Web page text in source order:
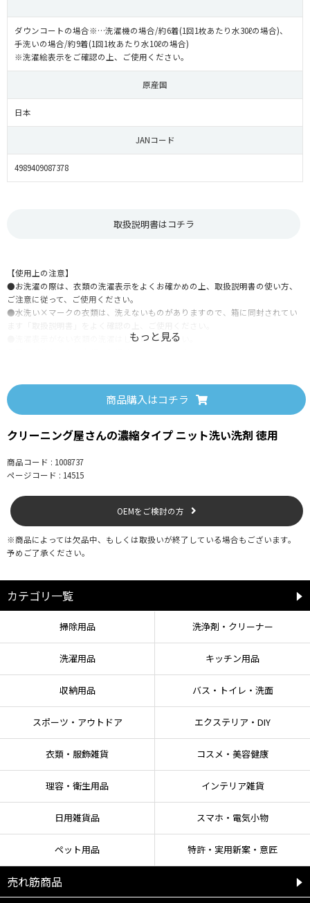
ダウンコートの場合※…洗濯機の場合/約6着(1回1枚あたり水30ℓの場合)、
手洗いの場合/約9着(1回1枚あたり水10ℓの場合)
※洗濯絵表示をご確認の上、ご使用ください。
原産国
日本
JANコード
4989409087378
取扱説明書はコチラ
【使用上の注意】
●お洗濯の際は、衣類の洗濯表示をよくお確かめの上、取扱説明書の使い方、
ご注意に従って、ご使用ください。
●水洗い×マークの衣類は、洗えないものがありますので、箱に同封されてい
●洗濯表示がない衣類の洗濯はしないでください。
さい。
●皮膚についた場合は水で洗い流してください。
●目に入った場合は直ちに十分な水で洗い流してください。飲み込んだ場合は
無理に吐かさず、口をすすいでください。いずれの場合も、異常がある場合は
医師の診察を受けてください。その際本品を持参してください。
●荒れ性の方、長時間使用の場合は炊事用手袋を使用してください。
●洗濯機のフタ等に付着した場合は水ぶきしてください。
●保管状況等により分離する場合がありますが、よく振って頂けば使用上問題
はありません。
【保管上の注意】
い。
●幼児の手の届くところに置かないでください。
●液漏れ防止のため、ご使用後はキャップをしっかり閉めてください。キャッ
商品購入はコチラ
クリーニング屋さんの濃縮タイプ ニット洗い洗剤 徳用
商品コード : 1008737
ページコード : 14515
OEMをご検討の方
※商品によっては欠品中、もしくは取扱いが終了している場合もございます。
予めご了承ください。
カテゴリ一覧
掃除用品 洗浄剤・クリーナー
洗濯用品 キッチン用品
収納用品 バス・トイレ・洗面
スポーツ・アウトドア エクステリア・DIY
衣類・服飾雑貨 コスメ・美容健康
理容・衛生用品 インテリア雑貨
日用雑貨品 スマホ・電気小物
ペット用品 特許・実用新案・意匠
売れ筋商品